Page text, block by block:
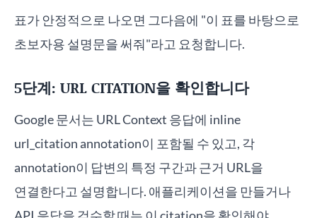
표가 안정적으로 나오면 그다음에 "이 표를 바탕으로
초보자용 설명문을 써줘"라고 요청합니다.
5단계: URL CITATION을 확인합니다
Google 문서는 URL Context 응답에 inline
url_citation annotation이 포함될 수 있고, 각
annotation이 답변의 특정 구간과 근거 URL을
연결한다고 설명합니다. 애플리케이션을 만들거나